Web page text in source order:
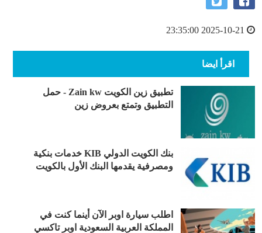
اقرأ ايضا
تطبيق زين الكويت Zain kw - حمل
التطبيق وتمتع بعروض زين
بنك الكويت الدولي KIB خدمات بنكية
ومصرفية يقدمها البنك الأول بالكويت
اطلب سيارة اوبر الآن أينما كنت في
المملكة العربية السعودية اوبر تاكسي